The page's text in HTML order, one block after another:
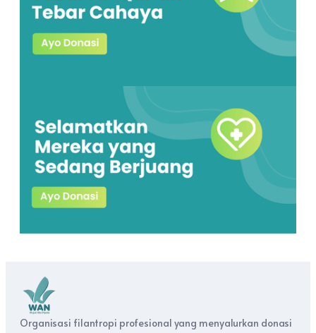
Organisasi filantropi profesional yang menyalurkan donasi